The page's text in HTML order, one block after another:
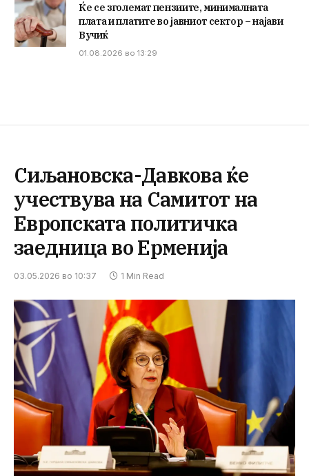
Ќе се зголемат пензиите, минималната
плата и платите во јавниот сектор – најави
Вучиќ
01.08.2026 во 13:29
Сиљановска-Давкова ќе
учествува на Самитот на
Европската политичка
заедница во Ерменија
03.05.2026 во 10:37 1 Min Read